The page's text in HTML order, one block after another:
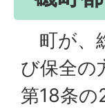
町が、
び保全の
第18条の